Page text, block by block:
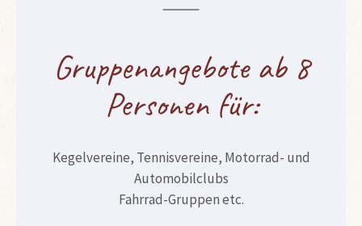
Gruppenangebote ab 8
Personen für:
Kegelvereine, Tennisvereine, Motorrad- und
Automobilclubs
Fahrrad-Gruppen etc.